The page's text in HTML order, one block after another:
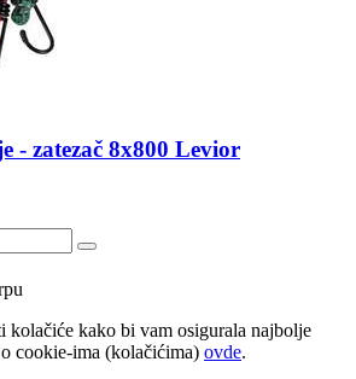
- zatezač 8x800 Levior
kolačiće kako bi vam osigurala najbolje
cookie-ima (kolačićima) ovde.